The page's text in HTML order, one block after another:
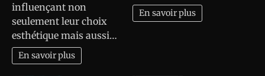
influençant non
seulement leur choix
esthétique mais aussi…
En savoir plus
En savoir plus